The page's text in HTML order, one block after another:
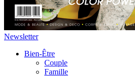
Newsletter
Bien-Être
Couple
Famille